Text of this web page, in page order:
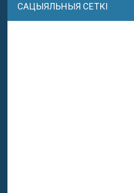
САЦЫЯЛЬНЫЯ СЕТКІ